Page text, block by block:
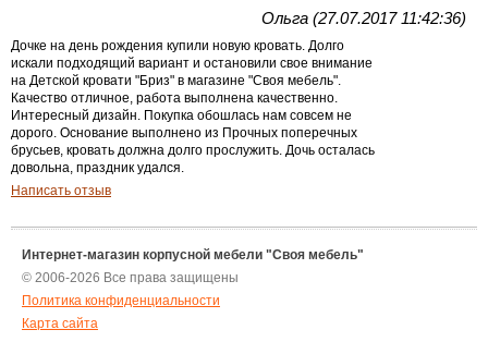
Ольга (27.07.2017 11:42:36)
Дочке на день рождения купили новую кровать. Долго
искали подходящий вариант и остановили свое внимание
на Детской кровати "Бриз" в магазине "Своя мебель".
Качество отличное, работа выполнена качественно.
Интересный дизайн. Покупка обошлась нам совсем не
дорого. Основание выполнено из Прочных поперечных
брусьев, кровать должна долго прослужить. Дочь осталась
довольна, праздник удался.
Написать отзыв
Интернет-магазин корпусной мебели "Своя мебель"
© 2006-2026 Все права защищены
Политика конфиденциальности
Карта сайта